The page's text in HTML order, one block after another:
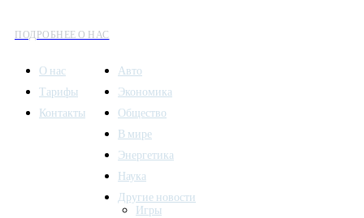
ПОДРОБНЕЕ О НАС
О нас
Тарифы
Контакты
Авто
Экономика
Общество
В мире
Энергетика
Наука
Другие новости
Игры